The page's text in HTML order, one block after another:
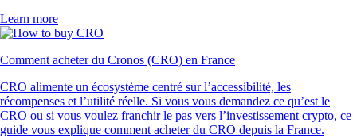
Learn more
Comment acheter du Cronos (CRO) en France
CRO alimente un écosystème centré sur l’accessibilité, les
récompenses et l’utilité réelle. Si vous vous demandez ce qu’est le
CRO ou si vous voulez franchir le pas vers l’investissement crypto, ce
guide vous explique comment acheter du CRO depuis la France.